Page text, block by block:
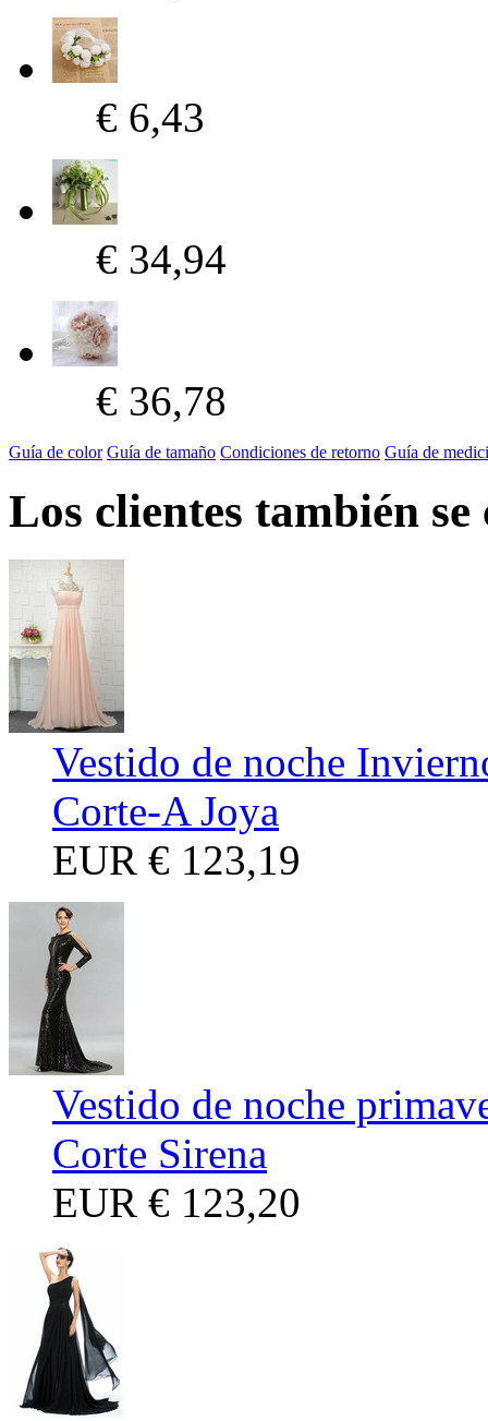
€ 6,43
€ 34,94
€ 36,78
Guía de color Guía de tamaño Condiciones de retorno Guía de
Los clientes también se
Vestido de noche
Corte-A Joya
EUR € 123,19
Vestido de noche
Corte Sirena
EUR € 123,20